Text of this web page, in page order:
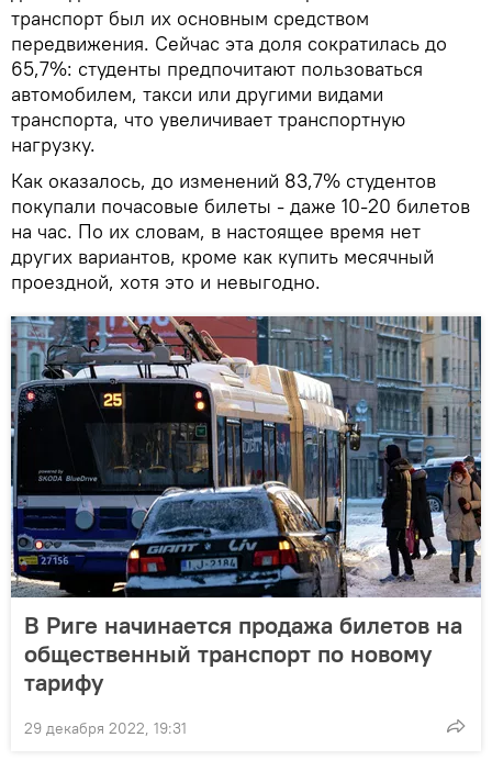
транспорт был их основным средством
передвижения. Сейчас эта доля сократилась до
65,7%: студенты предпочитают пользоваться
автомобилем, такси или другими видами
транспорта, что увеличивает транспортную
нагрузку.
Как оказалось, до изменений 83,7% студентов
покупали почасовые билеты - даже 10-20 билетов
на час. По их словам, в настоящее время нет
других вариантов, кроме как купить месячный
проездной, хотя это и невыгодно.
В Риге начинается продажа билетов на
общественный транспорт по новому
тарифу
29 декабря 2022, 19:31